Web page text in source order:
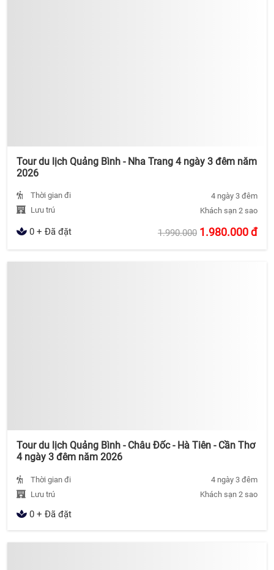
Tour du lịch Quảng Bình - Nha Trang 4 ngày 3 đêm năm
2026
Thời gian đi
4 ngày 3 đêm
Lưu trú
Khách sạn 2 sao
0 + Đã đặt 1.990.000 1.980.000đ
Tour du lịch Quảng Bình - Châu Đốc - Hà Tiên - Cần Thơ
4 ngày 3 đêm năm 2026
Thời gian đi
4 ngày 3 đêm
Lưu trú
Khách sạn 2 sao
0 + Đã đặt